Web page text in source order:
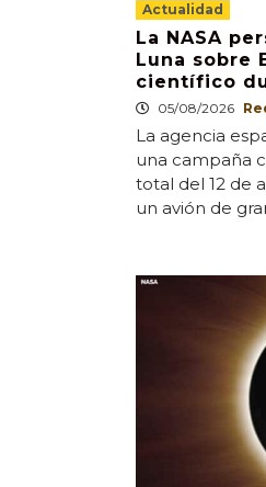
Actualidad
La NASA
Luna sobre
científico
05/08/2026
La agencia
una campaña
total del 12 de
un avión de